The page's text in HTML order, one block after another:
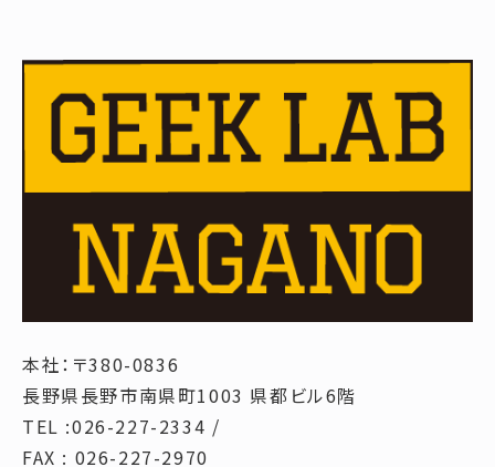
本社：〒380-0836
長野県長野市南県町1003 県都ビル6階
TEL :026-227-2334 /
FAX : 026-227-2970